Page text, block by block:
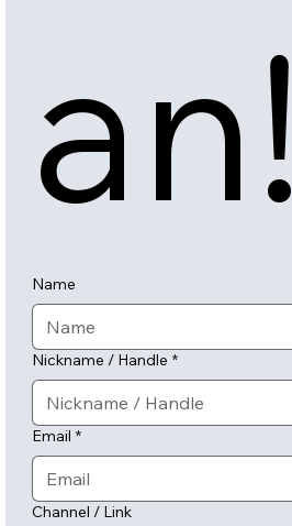
an!
Name
Nickname / Handle *
Email *
Channel / Link